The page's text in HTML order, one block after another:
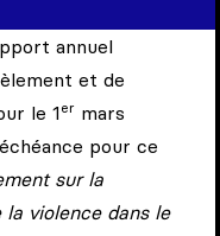
annuel
et de
le 1er mars
pour ce
sur la
violence dans le